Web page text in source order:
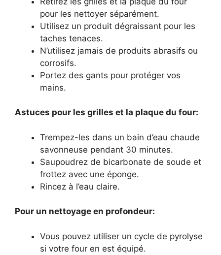
pour les nettoyer séparément.
Utilisez un produit dégraissant pour les
taches tenaces.
N’utilisez jamais de produits abrasifs ou
corrosifs.
Portez des gants pour protéger vos
mains.
Astuces pour les grilles et la plaque du four:
Trempez-les dans un bain d’eau chaude
savonneuse pendant 30 minutes.
Saupoudrez de bicarbonate de soude et
frottez avec une éponge.
Rincez à l’eau claire.
Pour un nettoyage en profondeur:
Vous pouvez utiliser un cycle de pyrolyse
si votre four en est équipé.